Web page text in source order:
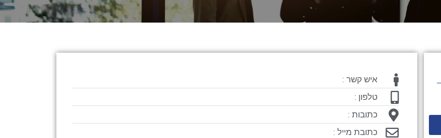
איש קשר :
טלפון :
כתובות :
כתובת מייל :